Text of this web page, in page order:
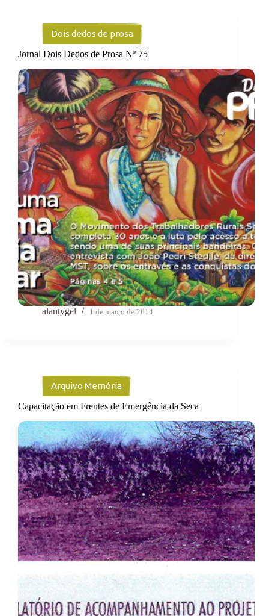
Dois dedos de prosa
Jornal Dois Dedos de Prosa Nº 75
alantygel 1 de março de 2014
Arquivo Memória
Capacitação em Frentes de Emergência da Seca